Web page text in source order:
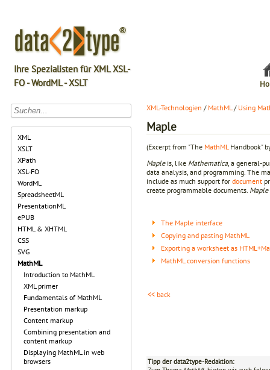
Ihre Spezialisten für XML XSL-
FO - WordML - XSLT
XML
XSLT
XPath
XSL-FO
WordML
SpreadsheetML
PresentationML
ePUB
HTML & XHTML
CSS
SVG
MathML
Introduction to MathML
XML primer
Fundamentals of MathML
Presentation markup
Content markup
Combining presentation and
content markup
Displaying MathML in web
browsers
XML-Technologien / MathML/ Using
Maple
(Excerpt from "The MathML Handbook"
Mapleis, like Mathematica, a general-
data analysis, and programming. The
include as much support for document
create programmable documents. Maple
The Maple interface
Copying and pasting MathML
Exporting a worksheet as
MathML conversion functions
<< back
Tipp der data2type-Redaktion: